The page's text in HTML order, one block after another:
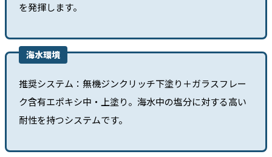
を発揮します。
海水環境
推奨システム：無機ジンクリッチ下塗り＋ガラスフレー
ク含有エポキシ中・上塗り。海水中の塩分に対する高い
耐性を持つシステムです。